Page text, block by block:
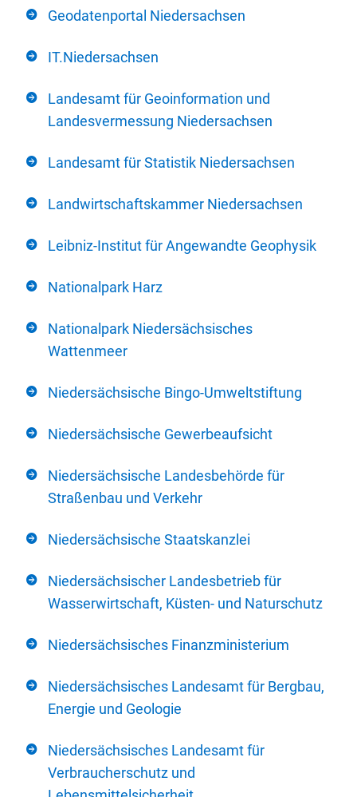
Geodatenportal Niedersachsen
IT.Niedersachsen
Landesamt für Geoinformation und
Landesvermessung Niedersachsen
Landesamt für Statistik Niedersachsen
Landwirtschaftskammer Niedersachsen
Leibniz-Institut für Angewandte Geophysik
Nationalpark Harz
Nationalpark Niedersächsisches
Wattenmeer
Niedersächsische Bingo-Umweltstiftung
Niedersächsische Gewerbeaufsicht
Niedersächsische Landesbehörde für
Straßenbau und Verkehr
Niedersächsische Staatskanzlei
Niedersächsischer Landesbetrieb für
Wasserwirtschaft, Küsten- und Naturschutz
Niedersächsisches Finanzministerium
Niedersächsisches Landesamt für Bergbau,
Energie und Geologie
Niedersächsisches Landesamt für
Verbraucherschutz und